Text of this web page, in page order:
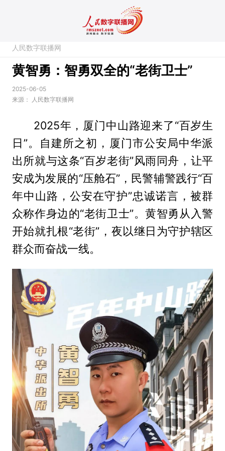
人民数字联播网
黄智勇：智勇双全的“老街卫士”
2025-06-05
来源：
人民数字联播网
2025年，厦门中山路迎来了“百岁生
日”。自建所之初，厦门市公安局中华派
出所就与这条“百岁老街”风雨同舟，让平
安成为发展的“压舱石”，民警辅警践行“百
年中山路，公安在守护”忠诚诺言，被群
众称作身边的“老街卫士”。黄智勇从入警
开始就扎根“老街”，夜以继日为守护辖区
群众而奋战一线。